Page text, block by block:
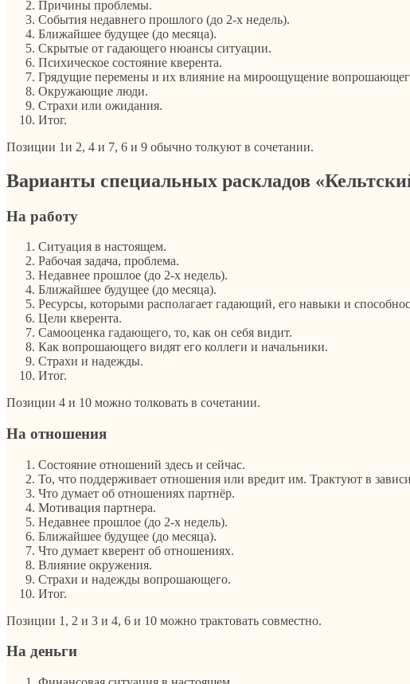
Причины проблемы.
События недавнего прошлого (до 2-х недель).
Ближайшее будущее (до месяца).
Скрытые от гадающего нюансы ситуации.
Психическое состояние кверента.
Грядущие перемены и их влияние на мироощущение
Окружающие люди.
Страхи или ожидания.
Итог.
Позиции 1и 2, 4 и 7, 6 и 9 обычно толкуют в сочетании.
Варианты специальных раскладов
На работу
Ситуация в настоящем.
Рабочая задача, проблема.
Недавнее прошлое (до 2-х недель).
Ближайшее будущее (до месяца).
Ресурсы, которыми располагает гадающий, его навыки и
Цели кверента.
Самооценка гадающего, то, как он себя видит.
Как вопрошающего видят его коллеги и начальники.
Страхи и надежды.
Итог.
Позиции 4 и 10 можно толковать в сочетании.
На отношения
Состояние отношений здесь и сейчас.
То, что поддерживает отношения или вредит им. Трактуют в
Что думает об отношениях партнёр.
Мотивация партнера.
Недавнее прошлое (до 2-х недель).
Ближайшее будущее (до месяца).
Что думает кверент об отношениях.
Влияние окружения.
Страхи и надежды вопрошающего.
Итог.
Позиции 1, 2 и 3 и 4, 6 и 10 можно трактовать совместно.
На деньги